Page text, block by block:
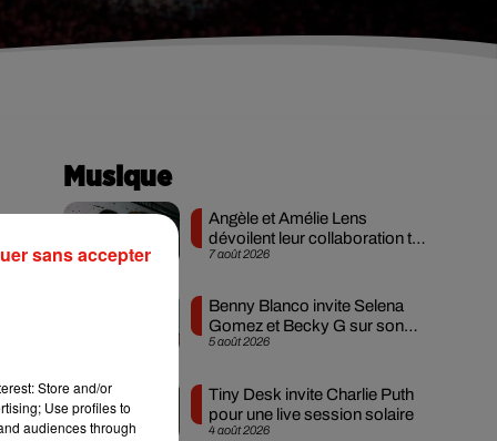
Musique
7 août 2026
Angèle et Amélie Lens
dévoilent leur collaboration tant
attendue
5 août 2026
Benny Blanco invite Selena
Gomez et Becky G sur son
nouveau single
4 août 2026
Tiny Desk invite Charlie Puth
pour une live session solaire
Store and/or
Use profiles to
audiences through
sans accepter